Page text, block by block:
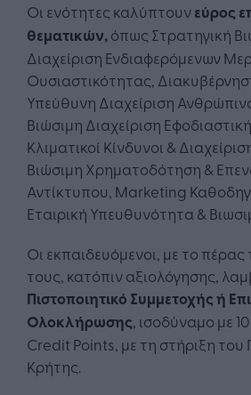
Οι ενότητες καλύπτουνεύρος
θεματικών,όπως Στρατηγική
Διαχείριση Ενδιαφερόμενων
Ουσιαστικότητας,
Υπεύθυνη Διαχείριση
Βιώσιμη Διαχείριση
Κλιματικοί Κίνδυνοι &
Βιώσιμη Χρηματοδότηση &
Αντίκτυπου, Marketing
Εταιρική Υπευθυνότητα &
Οι εκπαιδευόμενοι, με το
τους, κατόπιν αξιολόγησης,
Πιστοποιητικό Συμμετοχής ή
Ολοκλήρωσης, ισοδύναμο με 10
Credit Points, με τη στήριξη του
Κρήτης.